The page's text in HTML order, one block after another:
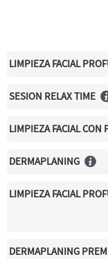
LIMPIEZA FACIAL
SESION RELAX TIME
LIMPIEZA FACIAL CON
DERMAPLANING
LIMPIEZA FACIAL
DERMAPLANING